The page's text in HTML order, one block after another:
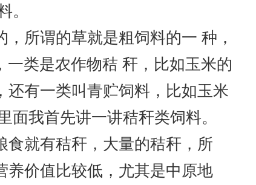
。
所谓的草就是粗饲料的一 种，
类是农作物秸 秆，比如玉米的
有一类叫青贮饲料，比如玉米
我首先讲一讲秸秆类饲料。
就有秸秆，大量的秸秆，所
养价值比较低，尤其是中原地